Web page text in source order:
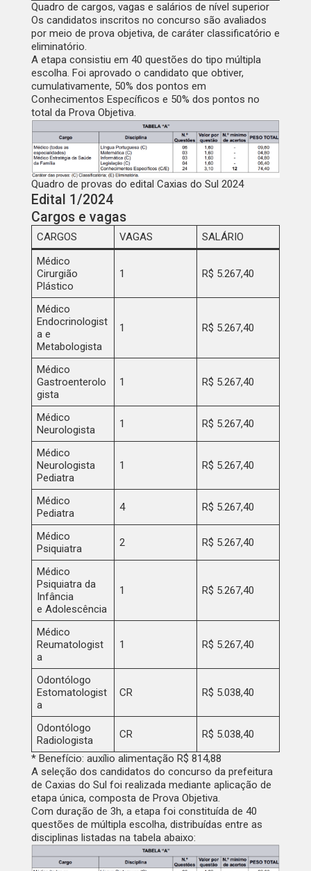
Quadro de cargos, vagas e salários de nível superior
Os candidatos inscritos no concurso são avaliados
por meio de prova objetiva, de caráter classificatório e
eliminatório.
A etapa consistiu em 40 questões do tipo múltipla
escolha. Foi aprovado o candidato que obtiver,
cumulativamente, 50% dos pontos em
Conhecimentos Específicos e 50% dos pontos no
total da Prova Objetiva.
Quadro de provas do edital Caxias do Sul 2024
Edital 1/2024
Cargos e vagas
CARGOS VAGAS
SALÁRIO
Médico
Cirurgião
Plástico
1 R$ 5.267,40
Médico
Endocrinologist
a e
Metabologista
1 R$ 5.267,40
Médico
Gastroenterolo
gista
1 R$ 5.267,40
Médico
Neurologista
1 R$ 5.267,40
Médico
Neurologista
Pediatra
1 R$ 5.267,40
Médico
Pediatra
4 R$ 5.267,40
Médico
Psiquiatra
2 R$ 5.267,40
Médico
Psiquiatra da
Infância
e Adolescência
1 R$ 5.267,40
Médico
Reumatologist
a
1 R$ 5.267,40
Odontólogo
Estomatologist
a
CR R$ 5.038,40
Odontólogo
Radiologista
CR
R$ 5.038,40
* Benefício: auxílio alimentação R$ 814,88
A seleção dos candidatos do concurso da prefeitura
de Caxias do Sul foi realizada mediante aplicação de
etapa única, composta de Prova Objetiva.
Com duração de 3h, a etapa foi constituída de 40
questões de múltipla escolha, distribuídas entre as
disciplinas listadas na tabela abaixo: